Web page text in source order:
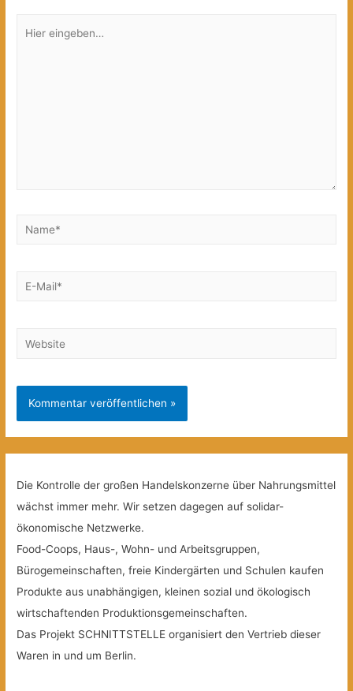
eingeben…
Name*
E-
Website
Die Kontrolle der großen Handelskonzerne über Nahrungsmittel
wächst immer mehr. Wir setzen dagegen auf solidar-
ökonomische Netzwerke.
Food-Coops, Haus-, Wohn- und Arbeitsgruppen,
Bürogemeinschaften, freie Kindergärten und Schulen kaufen
Produkte aus unabhängigen, kleinen sozial und ökologisch
wirtschaftenden Produktionsgemeinschaften.
Das Projekt SCHNITTSTELLE organisiert den Vertrieb dieser
Waren in und um Berlin.